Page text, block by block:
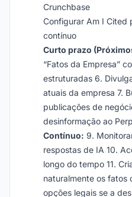
Crunchbase
Configurar Am I Cited
contínuo
Curto prazo
“Fatos da Empresa”
estruturadas 6.
atuais da empresa 7.
publicações de
desinformação ao
Contínuo: 9.
respostas de IA 10.
longo do tempo 11.
naturalmente os fatos
opções legais se a